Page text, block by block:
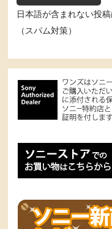
日本語が含まれない投
（スパム対策）